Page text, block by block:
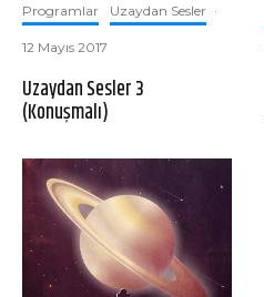
Programlar Uzaydan Sesler ·
12 Mayıs 2017
Uzaydan Sesler 3
(Konuşmalı)